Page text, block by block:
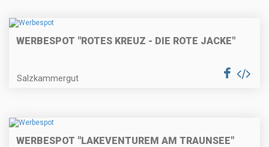
WERBESPOT "ROTES KREUZ - DIE ROTE JACKE"
Salzkammergut
WERBESPOT "LAKEVENTUREM AM TRAUNSEE"